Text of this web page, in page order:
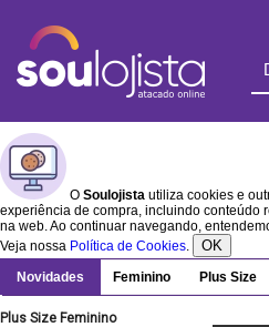
O Soulojista utiliza cookies e
experiência de compra, incluindo conteúdo
na web. Ao continuar navegando,
Veja nossa Política de Cookies. OK
Novidades Feminino Plus Size
Plus Size Feminino